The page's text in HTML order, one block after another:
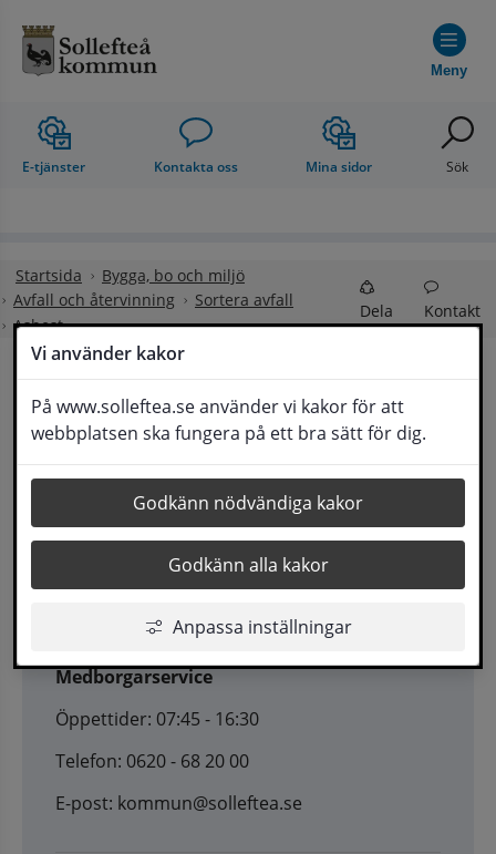
Vi använder kakor
På www.solleftea.se använder vi kakor för att
webbplatsen ska fungera på ett bra sätt för dig.
Godkänn nödvändiga kakor
Godkänn alla kakor
Anpassa inställningar
Meny
E-tjänster Kontakta oss Mina sidor Sök
Startsida
Bygga, bo och miljö
Avfall och återvinning
Sortera avfall
Asbest
Dela Kontakt
Asbest
Senast uppdaterad3 september 2025
Kontakt
Medborgarservice
Öppettider: 07:45 - 16:30
Telefon: 0620 - 68 20 00
E-post: kommun@solleftea.se